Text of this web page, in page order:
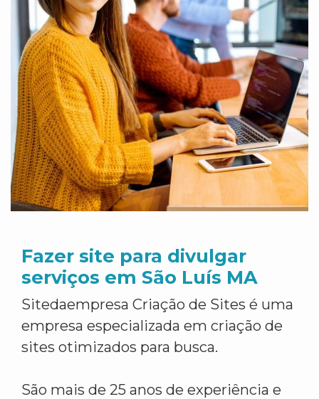
Fazer site para divulgar
serviços em São Luís MA
Sitedaempresa Criação de Sites é uma
empresa especializada em criação de
sites otimizados para busca.
São mais de 25 anos de experiência e